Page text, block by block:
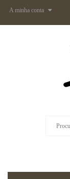
A minha conta